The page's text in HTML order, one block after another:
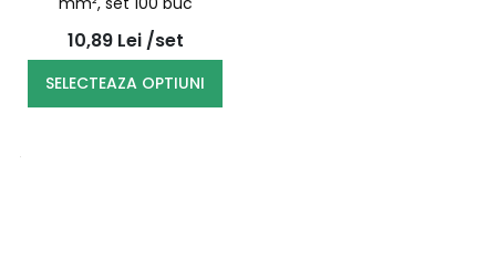
10,89 Lei /set
SELECTEAZA OPTIUNI